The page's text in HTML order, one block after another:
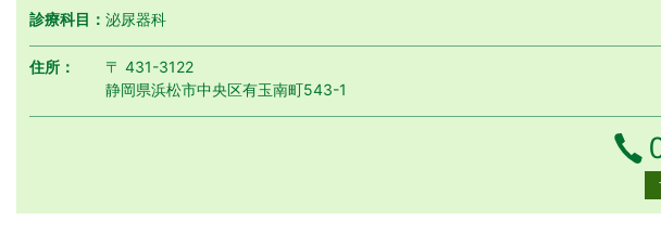
診療科目：泌尿器科
住所：
〒 431-3122
静岡県浜松市中央区有玉南町543-1